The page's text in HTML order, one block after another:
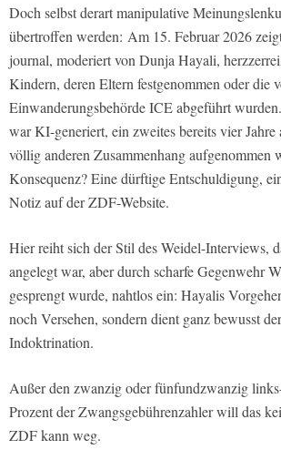
Doch selbst derart manipulative
übertroffen werden: Am 15. Februar 2026
journal, moderiert von Dunja Hayali,
Kindern, deren Eltern festgenommen oder die
Einwanderungsbehörde ICE abgeführt
war KI-generiert, ein zweites bereits vier
völlig anderen Zusammenhang aufgenommen
Konsequenz? Eine dürftige Entschuldigung,
Notiz auf der ZDF-Website.
Hier reiht sich der Stil des Weidel-Interviews,
angelegt war, aber durch scharfe Gegenwehr
gesprengt wurde, nahtlos ein: Hayalis
noch Versehen, sondern dient ganz bewusst
Indoktrination.
Außer den zwanzig oder fünfundzwanzig
Prozent der Zwangsgebührenzahler will das
ZDF kann weg.